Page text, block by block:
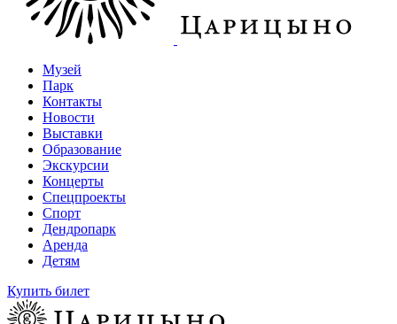
Музей
Парк
Контакты
Новости
Выставки
Образование
Экскурсии
Концерты
Спецпроекты
Спорт
Дендропарк
Аренда
Детям
Купить билет